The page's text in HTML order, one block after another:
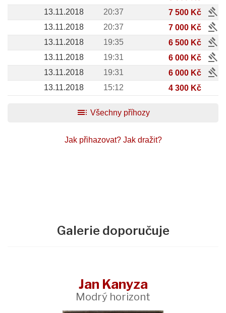
13.11.2018
20:37 7 500 Kč gavel
13.11.2018 20:37 7 000 Kč gavel
13.11.2018 19:35 6 500 Kč gavel
13.11.2018 19:31 6 000 Kč gavel
13.11.2018 19:31 6 000 Kč gavel
13.11.2018 15:12 4 300 Kč
toc Všechny příhozy
Jak přihazovat? Jak dražit?
Galerie doporučuje
Jan Kanyza
Modrý horizont